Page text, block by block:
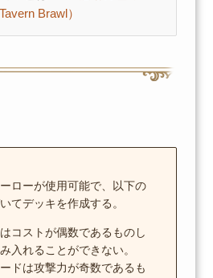
Tavern Brawl）
ローが使用可能で、以下の
てデッキを作成する。
コストが偶数であるものし
入れることができない。
ドは攻撃力が奇数であるも